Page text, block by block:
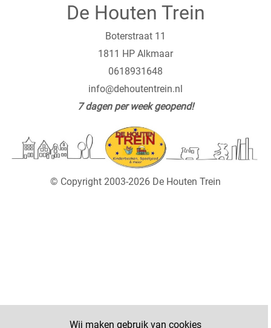
Wij maken gebruik van cookies
De Houten Trein
Boterstraat 11
1811 HP Alkmaar
0618931648
info@dehoutentrein.nl
7 dagen per week geopend!
© Copyright 2003-2026 De Houten Trein